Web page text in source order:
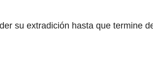
su extradición hasta que termine